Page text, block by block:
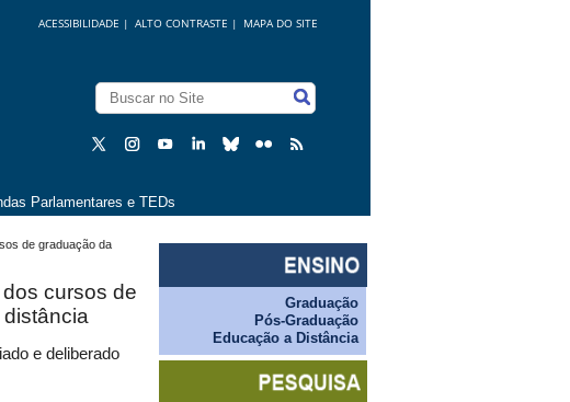
MAPA DO SITE
ALTO CONTRASTE |
ACESSIBILIDADE |
Parlamentares e TEDs
de graduação da
cursos de
e deliberado
Graduação
Pós-Graduação
Educação a Distância